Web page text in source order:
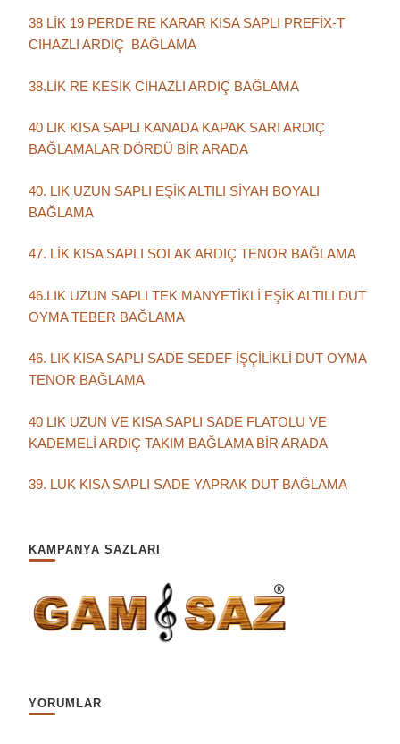
38 LİK 19 PERDE RE KARAR KISA SAPLI PREFİX-T
CİHAZLI ARDIÇ BAĞLAMA
38.LİK RE KESİK CİHAZLI ARDIÇ BAĞLAMA
40 LIK KISA SAPLI KANADA KAPAK SARI ARDIÇ
BAĞLAMALAR DÖRDÜ BİR ARADA
40. LIK UZUN SAPLI EŞİK ALTILI SİYAH BOYALI
BAĞLAMA
47. LİK KISA SAPLI SOLAK ARDIÇ TENOR BAĞLAMA
46.LIK UZUN SAPLI TEK MANYETİKLİ EŞİK ALTILI DUT
OYMA TEBER BAĞLAMA
46. LIK KISA SAPLI SADE SEDEF İŞÇİLİKLİ DUT OYMA
TENOR BAĞLAMA
40 LIK UZUN VE KISA SAPLI SADE FLATOLU VE
KADEMELİ ARDIÇ TAKIM BAĞLAMA BİR ARADA
39. LUK KISA SAPLI SADE YAPRAK DUT BAĞLAMA
KAMPANYA SAZLARI
YORUMLAR